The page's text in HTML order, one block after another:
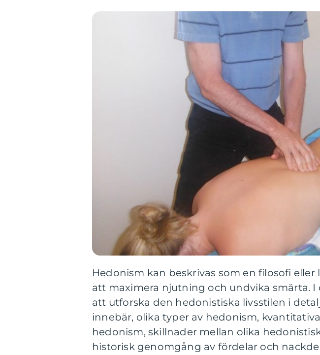
Hedonism kan beskrivas som en filosofi eller
att maximera njutning och undvika smärta.
att utforska den hedonistiska livsstilen i
innebär, olika typer av hedonism,
hedonism, skillnader mellan olika
historisk genomgång av fördelar och